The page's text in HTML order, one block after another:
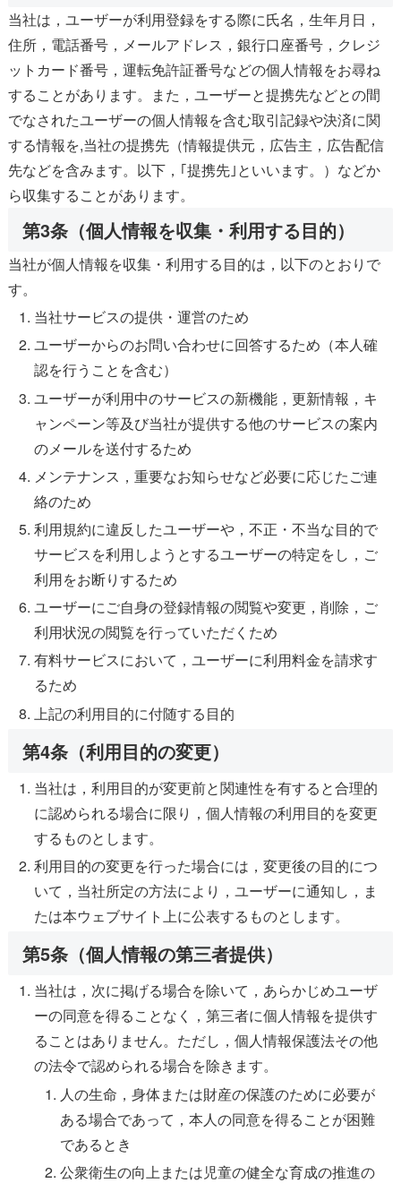
当社は，ユーザーが利用登録をする際に氏名，生年月日，
住所，電話番号，メールアドレス，銀行口座番号，クレジ
ットカード番号，運転免許証番号などの個人情報をお尋ね
することがあります。また，ユーザーと提携先などとの間
でなされたユーザーの個人情報を含む取引記録や決済に関
する情報を,当社の提携先（情報提供元，広告主，広告配信
先などを含みます。以下，｢提携先｣といいます。）などか
ら収集することがあります。
第3条（個人情報を収集・利用する目的）
当社が個人情報を収集・利用する目的は，以下のとおりで
す。
当社サービスの提供・運営のため
ユーザーからのお問い合わせに回答するため（本人確
認を行うことを含む）
ユーザーが利用中のサービスの新機能，更新情報，キ
ャンペーン等及び当社が提供する他のサービスの案内
のメールを送付するため
メンテナンス，重要なお知らせなど必要に応じたご連
絡のため
利用規約に違反したユーザーや，不正・不当な目的で
サービスを利用しようとするユーザーの特定をし，ご
利用をお断りするため
ユーザーにご自身の登録情報の閲覧や変更，削除，ご
利用状況の閲覧を行っていただくため
有料サービスにおいて，ユーザーに利用料金を請求す
るため
上記の利用目的に付随する目的
第4条（利用目的の変更）
当社は，利用目的が変更前と関連性を有すると合理的
に認められる場合に限り，個人情報の利用目的を変更
するものとします。
利用目的の変更を行った場合には，変更後の目的につ
いて，当社所定の方法により，ユーザーに通知し，ま
たは本ウェブサイト上に公表するものとします。
第5条（個人情報の第三者提供）
当社は，次に掲げる場合を除いて，あらかじめユーザ
ーの同意を得ることなく，第三者に個人情報を提供す
ることはありません。ただし，個人情報保護法その他
の法令で認められる場合を除きます。
人の生命，身体または財産の保護のために必要が
ある場合であって，本人の同意を得ることが困難
であるとき
公衆衛生の向上または児童の健全な育成の推進の